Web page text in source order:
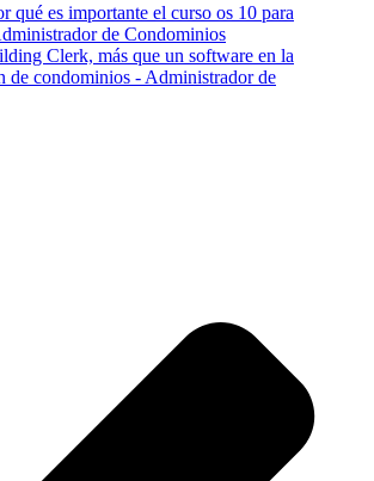
qué es importante el curso os 10 para
de Condominios
Clerk, más que un software en la
de condominios - Administrador de